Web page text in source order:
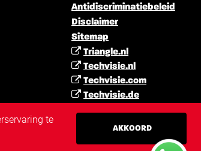
Antidiscriminatiebeleid
Disclaimer
Sitemap
Triangle.nl
Techvisie.nl
Techvisie.com
Techvisie.de
Techvisie.hu
te
AKKOORD